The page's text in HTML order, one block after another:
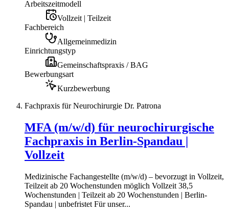
Arbeitszeitmodell
Vollzeit | Teilzeit
Fachbereich
Allgemeinmedizin
Einrichtungstyp
Gemeinschaftspraxis / BAG
Bewerbungsart
Kurzbewerbung
Fachpraxis für Neurochirurgie Dr. Patrona
MFA (m/w/d) für neurochirurgische
Fachpraxis in Berlin-Spandau |
Vollzeit
Medizinische Fachangestellte (m/w/d) – bevorzugt in Vollzeit,
Teilzeit ab 20 Wochenstunden möglich Vollzeit 38,5
Wochenstunden | Teilzeit ab 20 Wochenstunden | Berlin-
Spandau | unbefristet Für unser...